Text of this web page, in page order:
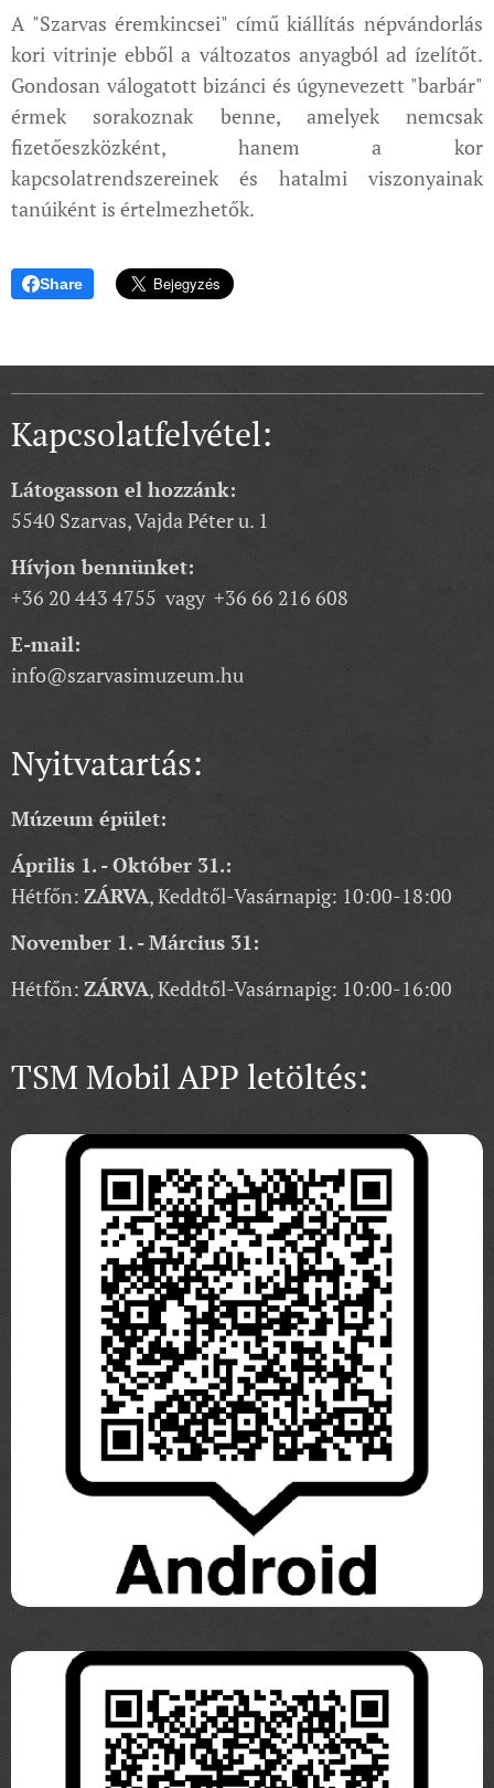
A "Szarvas éremkincsei" című kiállítás népvándorlás
kori vitrinje ebből a változatos anyagból ad ízelítőt.
Gondosan válogatott bizánci és úgynevezett "barbár"
érmek sorakoznak benne, amelyek nemcsak
fizetőeszközként, hanem a kor
kapcsolatrendszereinek és hatalmi viszonyainak
tanúiként is értelmezhetők.
Share
Kapcsolatfelvétel:
Látogasson el hozzánk:
5540 Szarvas, Vajda Péter u. 1
Hívjon bennünket:
+36 20 443 4755 vagy +36 66 216 608
E-mail:
info@szarvasimuzeum.hu
Nyitvatartás:
Múzeum épület:
Április 1. - Október 31.:
Hétfőn: ZÁRVA, Keddtől-Vasárnapig: 10:00-18:00
November 1. - Március 31:
Hétfőn: ZÁRVA, Keddtől-Vasárnapig: 10:00-16:00
TSM Mobil APP letöltés: